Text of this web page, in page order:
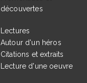
découvertes
Lectures
Autour d'un héros
Citations et extraits
Lecture d'une oeuvre